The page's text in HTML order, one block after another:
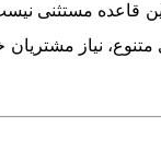
مستثنی
نیاز مشتریان